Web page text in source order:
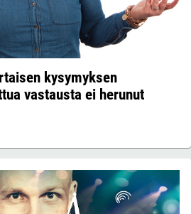
kysymyksen
vastausta ei herunut